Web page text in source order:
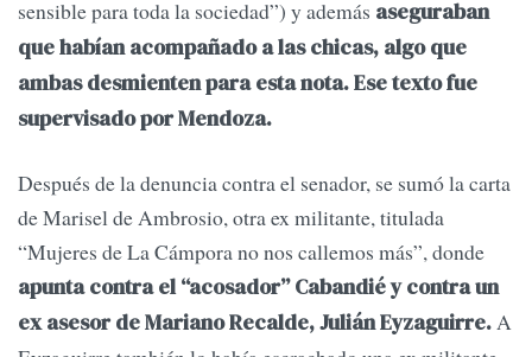
sensible para toda la sociedad”) y además aseguraban
que habían acompañado a las chicas, algo que
ambas desmienten para esta nota. Ese texto fue
supervisado por Mendoza.
Después de la denuncia contra el senador, se sumó la carta
de Marisel de Ambrosio, otra ex militante, titulada
“Mujeres de La Cámpora no nos callemos más”, donde
apunta contra el “acosador” Cabandié y contra un
ex asesor de Mariano Recalde, Julián Eyzaguirre.A